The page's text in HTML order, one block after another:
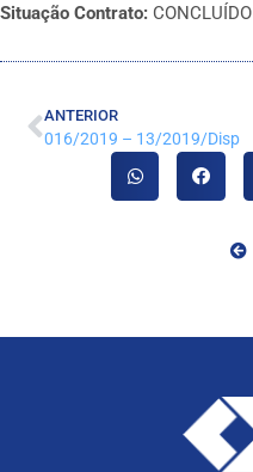
Situação Contrato: CONCLUÍDO
ANTERIOR
016/2019 – 13/2019/Disp